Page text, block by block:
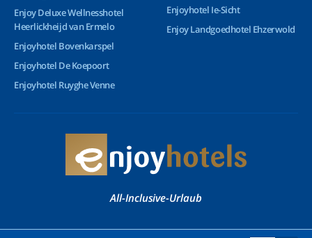
Enjoy Deluxe Wellnesshotel
Heerlickheijd van Ermelo
Enjoyhotel Bovenkarspel
Enjoyhotel De Koepoort
Enjoyhotel Ruyghe Venne
Enjoyhotel Ie-Sicht
Enjoy Landgoedhotel Ehzerwold
All-Inclusive-Urlaub